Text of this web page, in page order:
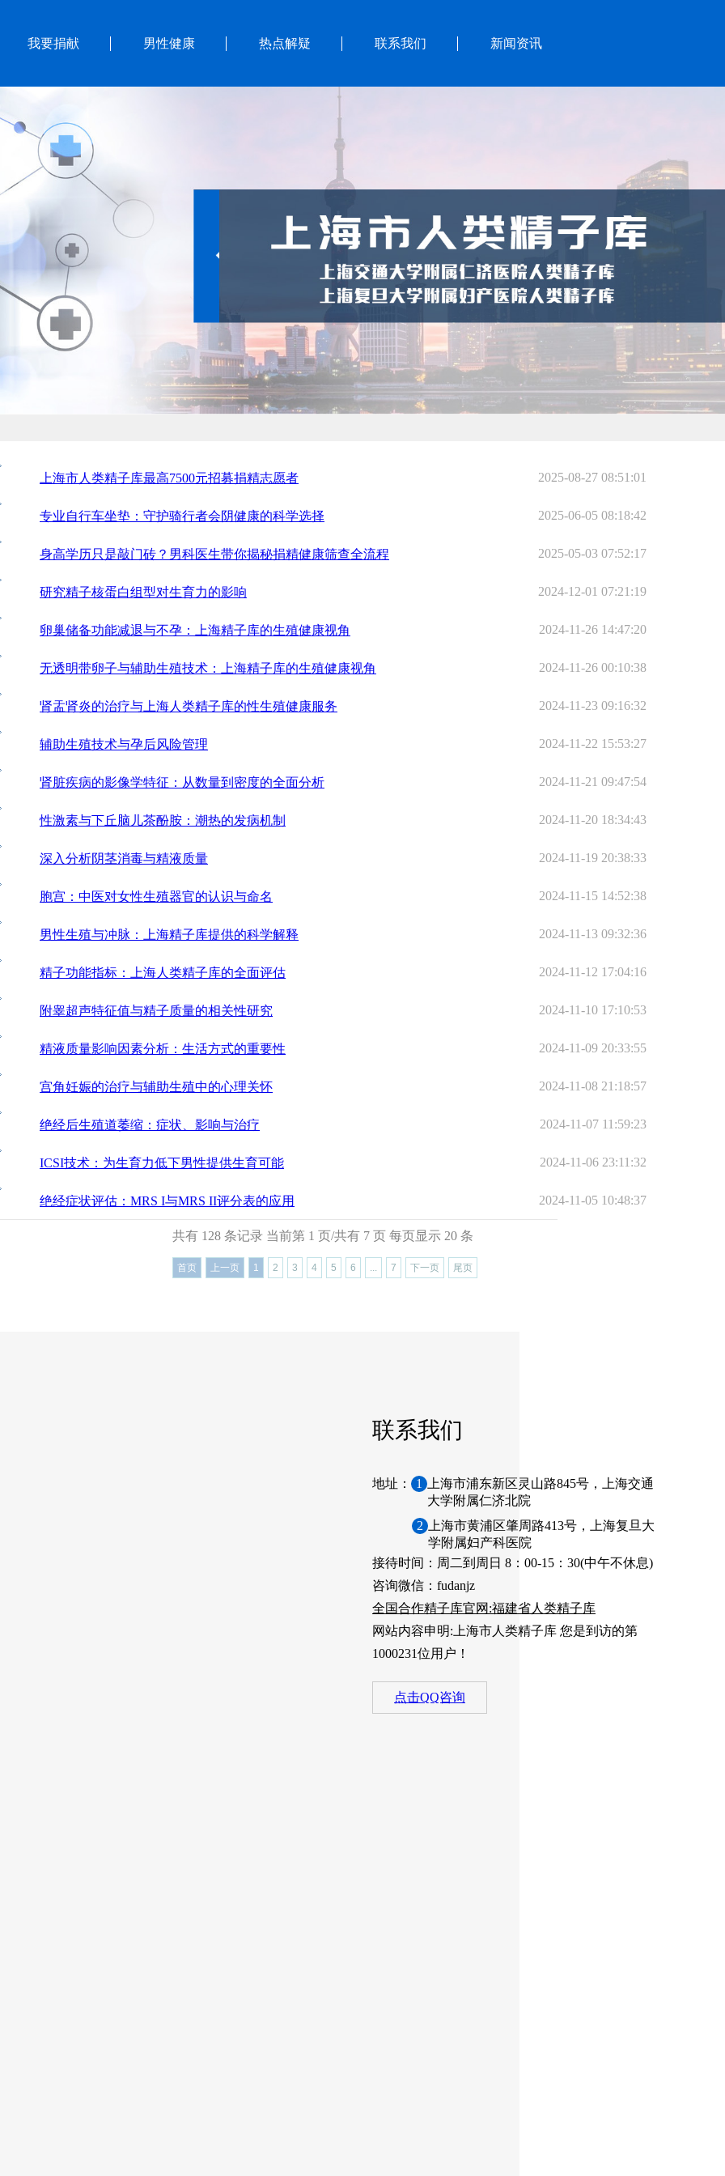
我要捐献 男性健康 热点解疑 联系我们 新闻资讯
上海市人类精子库最高7500元招募捐精志愿者 2025-08-27 08:51:01
专业自行车坐垫：守护骑行者会阴健康的科学选择 2025-06-05 08:18:42
身高学历只是敲门砖？男科医生带你揭秘捐精健康筛查全流程 2025-05-03 07:52:17
研究精子核蛋白组型对生育力的影响 2024-12-01 07:21:19
卵巢储备功能减退与不孕：上海精子库的生殖健康视角 2024-11-26 14:47:20
无透明带卵子与辅助生殖技术：上海精子库的生殖健康视角 2024-11-26 00:10:38
肾盂肾炎的治疗与上海人类精子库的性生殖健康服务 2024-11-23 09:16:32
辅助生殖技术与孕后风险管理 2024-11-22 15:53:27
肾脏疾病的影像学特征：从数量到密度的全面分析 2024-11-21 09:47:54
性激素与下丘脑儿茶酚胺：潮热的发病机制 2024-11-20 18:34:43
深入分析阴茎消毒与精液质量 2024-11-19 20:38:33
胞宫：中医对女性生殖器官的认识与命名 2024-11-15 14:52:38
男性生殖与冲脉：上海精子库提供的科学解释 2024-11-13 09:32:36
精子功能指标：上海人类精子库的全面评估 2024-11-12 17:04:16
附睾超声特征值与精子质量的相关性研究 2024-11-10 17:10:53
精液质量影响因素分析：生活方式的重要性 2024-11-09 20:33:55
宫角妊娠的治疗与辅助生殖中的心理关怀 2024-11-08 21:18:57
绝经后生殖道萎缩：症状、影响与治疗 2024-11-07 11:59:23
ICSI技术：为生育力低下男性提供生育可能 2024-11-06 23:11:32
绝经症状评估：MRS I与MRS II评分表的应用 2024-11-05 10:48:37
共有 128 条记录 当前第 1 页/共有 7 页 每页显示 20 条
首页 上一页 1 2 3 4 5 6 7 下一页 尾页
联系我们
地址： 1
上海市浦东新区灵山路845号，上海交通
大学附属仁济北院
2
上海市黄浦区肇周路413号，上海复旦大
学附属妇产科医院
接待时间：周二到周日 8：00-15：30(中午不休息)
咨询微信：fudanjz
全国合作精子库官网:福建省人类精子库
网站内容申明:上海市人类精子库 您是到访的第
1000231位用户！
点击QQ咨询